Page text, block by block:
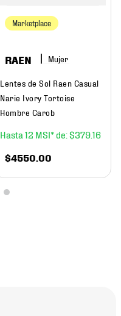
Marketplace
RAEN Mujer
Lentes de Sol Raen Casual
Narie Ivory Tortoise
Hombre Carob
12 $37916
$4550.00